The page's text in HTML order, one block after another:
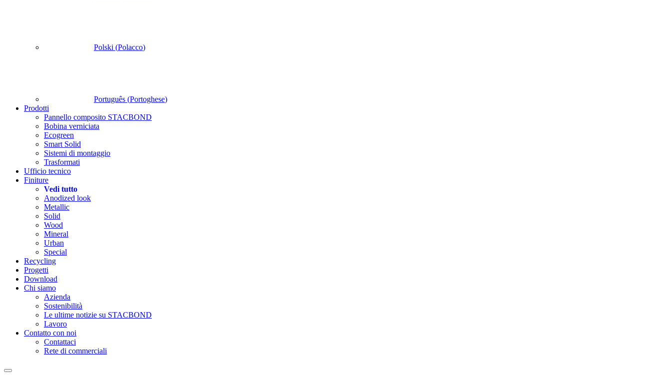
Polski (Polacco)
Português (Portoghese)
Prodotti
Pannello composito STACBOND
Bobina verniciata
Ecogreen
Smart Solid
Sistemi di montaggio
Trasformati
Ufficio tecnico
Finiture
Vedi tutto
Anodized look
Metallic
Solid
Wood
Mineral
Urban
Special
Recycling
Progetti
Download
Chi siamo
Azienda
Sostenibilità
Le ultime notizie su STACBOND
Lavoro
Contatto con noi
Contattaci
Rete di commerciali